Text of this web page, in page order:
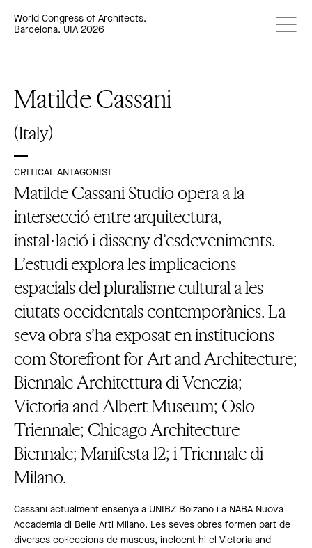
World Congress of Architects.
Barcelona. UIA 2026
Matilde Cassani
(Italy)
CRITICAL ANTAGONIST
Matilde Cassani Studio opera a la
intersecció entre arquitectura,
instal·lació i disseny d’esdeveniments.
L’estudi explora les implicacions
espacials del pluralisme cultural a les
ciutats occidentals contemporànies. La
seva obra s’ha exposat en institucions
com Storefront for Art and Architecture;
Biennale Architettura di Venezia;
Victoria and Albert Museum; Oslo
Triennale; Chicago Architecture
Biennale; Manifesta 12; i Triennale di
Milano.
Cassani actualment ensenya a UNIBZ Bolzano i a NABA Nuova
Accademia di Belle Arti Milano. Les seves obres formen part de
diverses col·leccions de museus, incloent-hi el Victoria and